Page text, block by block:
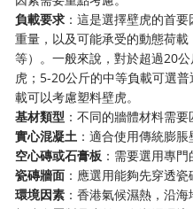
負載要求 ：這是選擇壁虎的首
重量，以及可能承受的動態荷
等）。一般來說，對於超過20
虎；5-20公斤的中等負載可選
載可以考慮塑料壁虎。
基材類型 ：不同的牆體材料需
實心混凝土 ：適合使用傳統膨脹
空心磚或石膏板 ：需要選用專
瓷磚牆面 ：應選用能夠先穿透
環境因素 ：香港氣候濕熱，沿